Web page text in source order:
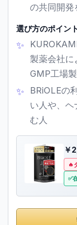
の共同開発
選び方のポイン
製薬会社に
GMP工場
BRiOLEの
い人や、
む人
￥